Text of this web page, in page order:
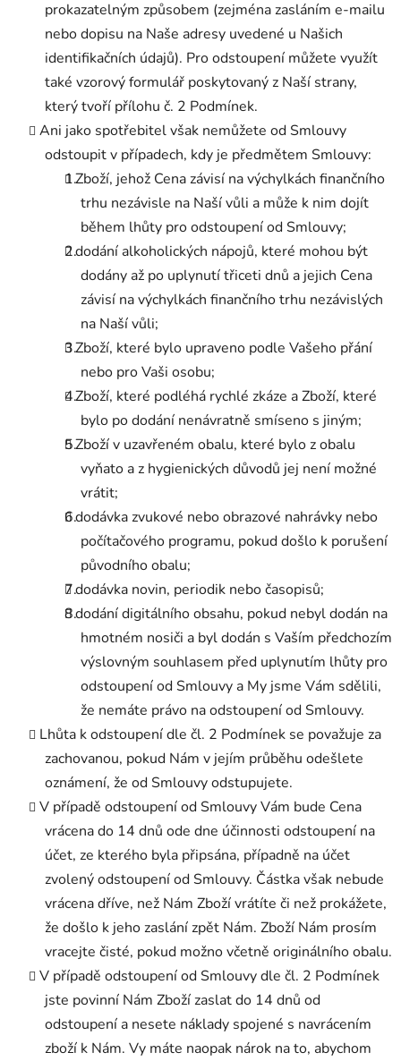
prokazatelným způsobem (zejména zasláním e-mailu
nebo dopisu na Naše adresy uvedené u Našich
identifikačních údajů). Pro odstoupení můžete využít
také vzorový formulář poskytovaný z Naší strany,
který tvoří přílohu č. 2 Podmínek.
Ani jako spotřebitel však nemůžete od Smlouvy
odstoupit v případech, kdy je předmětem Smlouvy:
Zboží, jehož Cena závisí na výchylkách finančního
trhu nezávisle na Naší vůli a může k nim dojít
během lhůty pro odstoupení od Smlouvy;
dodání alkoholických nápojů, které mohou být
dodány až po uplynutí třiceti dnů a jejich Cena
závisí na výchylkách finančního trhu nezávislých
na Naší vůli;
Zboží, které bylo upraveno podle Vašeho přání
nebo pro Vaši osobu;
Zboží, které podléhá rychlé zkáze a Zboží, které
bylo po dodání nenávratně smíseno s jiným;
Zboží v uzavřeném obalu, které bylo z obalu
vyňato a z hygienických důvodů jej není možné
vrátit;
dodávka zvukové nebo obrazové nahrávky nebo
počítačového programu, pokud došlo k porušení
původního obalu;
dodávka novin, periodik nebo časopisů;
dodání digitálního obsahu, pokud nebyl dodán na
hmotném nosiči a byl dodán s Vaším předchozím
výslovným souhlasem před uplynutím lhůty pro
odstoupení od Smlouvy a My jsme Vám sdělili,
že nemáte právo na odstoupení od Smlouvy.
Lhůta k odstoupení dle čl. 2 Podmínek se považuje za
zachovanou, pokud Nám v jejím průběhu odešlete
oznámení, že od Smlouvy odstupujete.
V případě odstoupení od Smlouvy Vám bude Cena
vrácena do 14 dnů ode dne účinnosti odstoupení na
účet, ze kterého byla připsána, případně na účet
zvolený odstoupení od Smlouvy. Částka však nebude
vrácena dříve, než Nám Zboží vrátíte či než prokážete,
že došlo k jeho zaslání zpět Nám. Zboží Nám prosím
vracejte čisté, pokud možno včetně originálního obalu.
V případě odstoupení od Smlouvy dle čl. 2 Podmínek
jste povinní Nám Zboží zaslat do 14 dnů od
odstoupení a nesete náklady spojené s navrácením
zboží k Nám. Vy máte naopak nárok na to, abychom